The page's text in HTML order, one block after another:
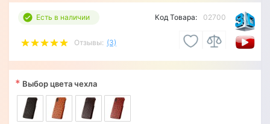
Есть в наличии
Отзывы: (3)
Код Товара: 02700
* Выбор цвета чехла